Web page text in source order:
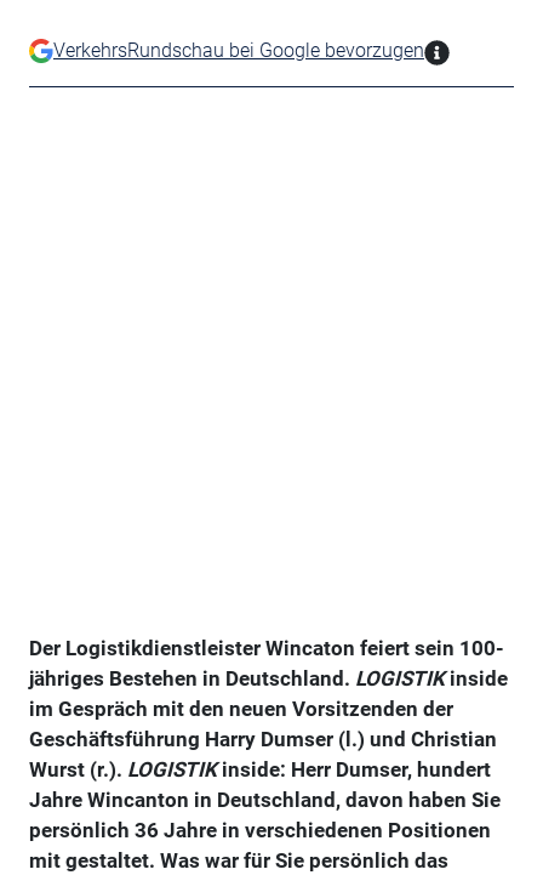
VerkehrsRundschau bei Google bevorzugen
Der Logistikdienstleister Wincaton feiert sein 100-
jähriges Bestehen in Deutschland. LOGISTIKinside
im Gespräch mit den neuen Vorsitzenden der
Geschäftsführung Harry Dumser (l.) und Christian
Wurst (r.). LOGISTIKinside: Herr Dumser, hundert
Jahre Wincanton in Deutschland, davon haben Sie
persönlich 36 Jahre in verschiedenen Positionen
mit gestaltet. Was war für Sie persönlich das